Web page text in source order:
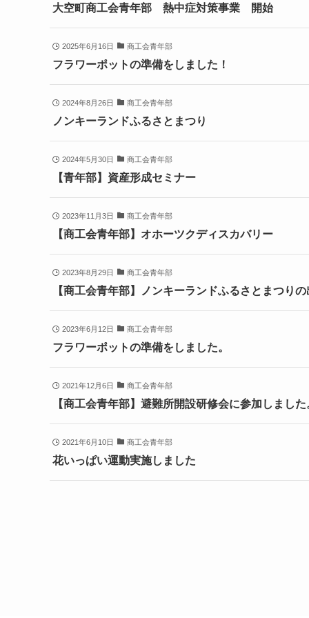
大空町商工会青年部 熱中症対策事業 開始
2025年6月16日 商工会青年部
フラワーポットの準備をしました！
2024年8月26日 商工会青年部
ノンキーランドふるさとまつり
2024年5月30日 商工会青年部
【青年部】資産形成セミナー
2023年11月3日 商工会青年部
【商工会青年部】オホーツクディスカバリー
2023年8月29日 商工会青年部
【商工会青年部】ノンキーランドふるさとまつり
2023年6月12日 商工会青年部
フラワーポットの準備をしました。
2021年12月6日 商工会青年部
【商工会青年部】避難所開設研修会に参加しました
2021年6月10日 商工会青年部
花いっぱい運動実施しました